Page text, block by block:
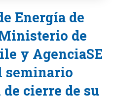
Energía de
de
y AgenciaSE
seminario
cierre de su